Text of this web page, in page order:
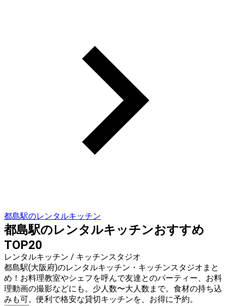
都島駅のレンタルキッチン
都島駅のレンタルキッチンおすすめ
TOP20
レンタルキッチン / キッチンスタジオ
都島駅(大阪府)のレンタルキッチン・キッチンスタジオまと
め！お料理教室やシェフを呼んで友達とのパーティー、お料
理動画の撮影などにも。少人数〜大人数まで。食材の持ち込
みも可。便利で格安な貸切キッチンを、お得に予約。